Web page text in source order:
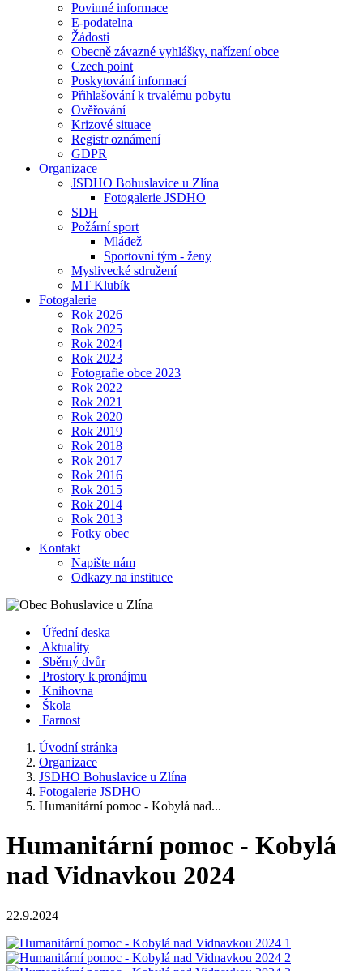
Povinné informace
E-podatelna
Žádosti
Obecně závazné vyhlášky, nařízení obce
Czech point
Poskytování informací
Přihlašování k trvalému pobytu
Ověřování
Krizové situace
Registr oznámení
GDPR
Organizace
JSDHO Bohuslavice u Zlína
Fotogalerie JSDHO
SDH
Požární sport
Mládež
Sportovní tým - ženy
Myslivecké sdružení
MT Klubík
Fotogalerie
Rok 2026
Rok 2025
Rok 2024
Rok 2023
Fotografie obce 2023
Rok 2022
Rok 2021
Rok 2020
Rok 2019
Rok 2018
Rok 2017
Rok 2016
Rok 2015
Rok 2014
Rok 2013
Fotky obec
Kontakt
Napište nám
Odkazy na instituce
Úřední deska
Aktuality
Sběrný dvůr
Prostory k pronájmu
Knihovna
Škola
Farnost
Úvodní stránka
Organizace
JSDHO Bohuslavice u Zlína
Fotogalerie JSDHO
Humanitární pomoc - Kobylá nad...
Humanitární pomoc - Kobylá
nad Vidnavkou 2024
22.9.2024